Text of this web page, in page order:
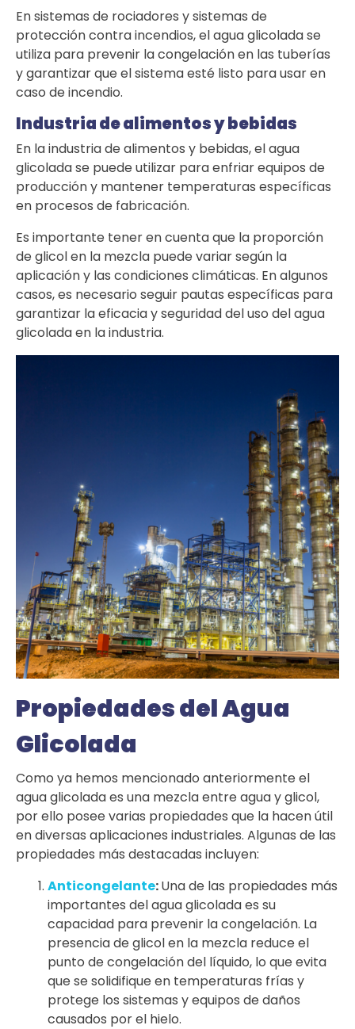
En sistemas de rociadores y sistemas de
protección contra incendios, el agua glicolada se
utiliza para prevenir la congelación en las tuberías
y garantizar que el sistema esté listo para usar en
caso de incendio.
Industria de alimentos y bebidas
En la industria de alimentos y bebidas, el agua
glicolada se puede utilizar para enfriar equipos de
producción y mantener temperaturas específicas
en procesos de fabricación.
Es importante tener en cuenta que la proporción
de glicol en la mezcla puede variar según la
aplicación y las condiciones climáticas. En algunos
casos, es necesario seguir pautas específicas para
garantizar la eficacia y seguridad del uso del agua
glicolada en la industria.
Propiedades del Agua
Glicolada
Como ya hemos mencionado anteriormente el
agua glicolada es una mezcla entre agua y glicol,
por ello posee varias propiedades que la hacen útil
en diversas aplicaciones industriales. Algunas de las
propiedades más destacadas incluyen:
Anticongelante:Una de las propiedades más
importantes del agua glicolada es su
capacidad para prevenir la congelación. La
presencia de glicol en la mezcla reduce el
punto de congelación del líquido, lo que evita
que se solidifique en temperaturas frías y
protege los sistemas y equipos de daños
causados por el hielo.